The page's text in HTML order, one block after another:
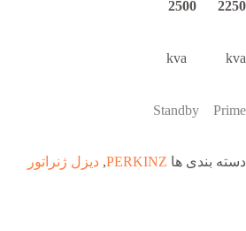
2250 2500
kva kva
Standby Prime
دسته بندی ها PERKINZ
, دیزل ژنراتور